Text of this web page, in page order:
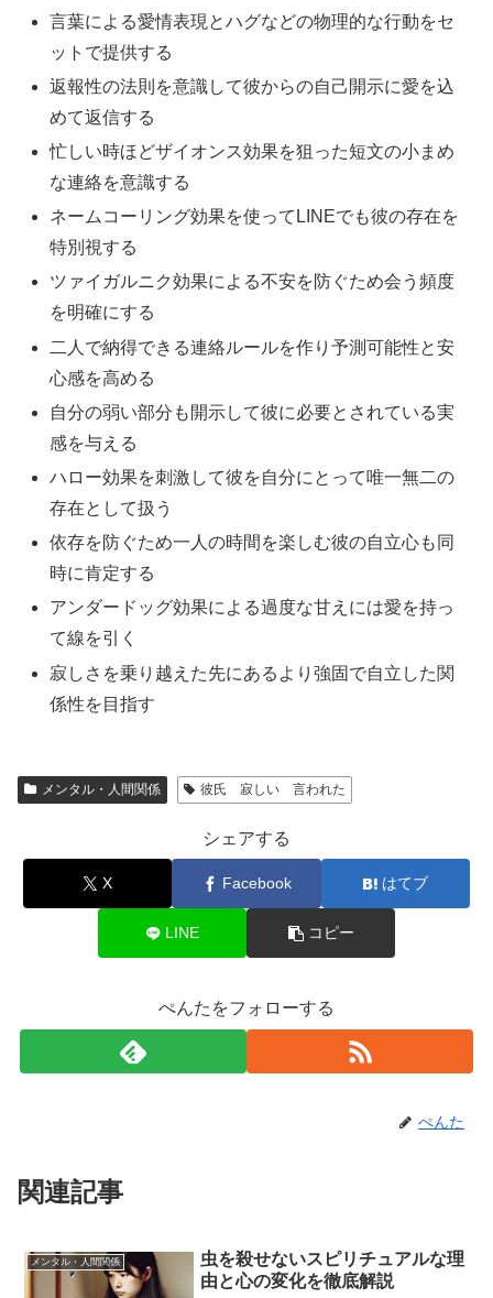
言葉による愛情表現とハグなどの物理的な行動をセ
ットで提供する
返報性の法則を意識して彼からの自己開示に愛を込
めて返信する
忙しい時ほどザイオンス効果を狙った短文の小まめ
な連絡を意識する
ネームコーリング効果を使ってLINEでも彼の存在を
特別視する
ツァイガルニク効果による不安を防ぐため会う頻度
を明確にする
二人で納得できる連絡ルールを作り予測可能性と安
心感を高める
自分の弱い部分も開示して彼に必要とされている実
感を与える
ハロー効果を刺激して彼を自分にとって唯一無二の
存在として扱う
依存を防ぐため一人の時間を楽しむ彼の自立心も同
時に肯定する
アンダードッグ効果による過度な甘えには愛を持っ
て線を引く
寂しさを乗り越えた先にあるより強固で自立した関
係性を目指す
メンタル・人間関係 彼氏 寂しい 言われた
シェアする
X Facebook はてブ
LINE コピー
ぺんたをフォローする
ぺんた
関連記事
メンタル・人間関係
虫を殺せないスピリチュアルな理
由と心の変化を徹底解説